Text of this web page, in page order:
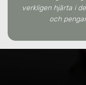
verkligen hjärta i
och